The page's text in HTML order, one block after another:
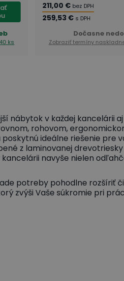
ks
211,00 € bez DPH
259,53 € s DPH
Dočasne
Zobraziť termíny
nábytok v každej kancelárii
rohovom,
ideálne riešenie pre
z laminovanej
navyše nielen
potreby pohodlne rozšíriť
zvýši Vaše súkromie pri